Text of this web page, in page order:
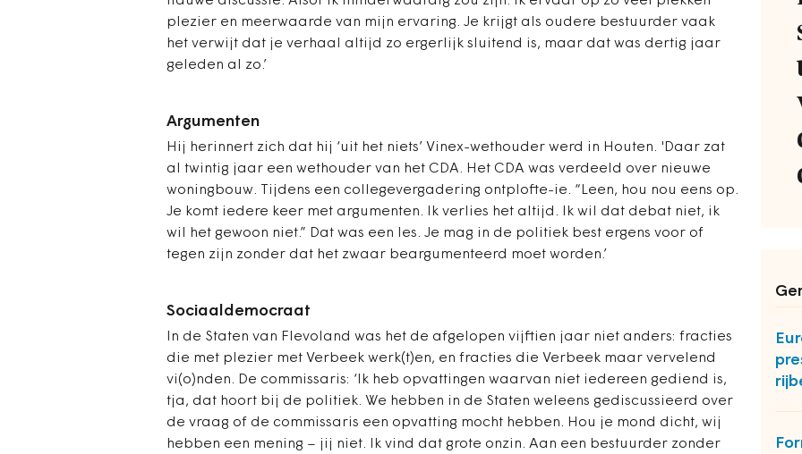
plezier en meerwaarde van mijn ervaring. Je krijgt als oudere bestuurder vaak
het verwijt dat je verhaal altijd zo ergerlijk sluitend is, maar dat was dertig jaar
geleden al zo.’
Argumenten
Hij herinnert zich dat hij ‘uit het niets’ Vinex-wethouder werd in Houten. 'Daar zat
al twintig jaar een wethouder van het CDA. Het CDA was verdeeld over nieuwe
woningbouw. Tijdens een collegevergadering ontplofte-ie. “Leen, hou nou eens op.
Je komt iedere keer met argumenten. Ik verlies het altijd. Ik wil dat debat niet, ik
wil het gewoon niet.” Dat was een les. Je mag in de politiek best ergens voor of
tegen zijn zonder dat het zwaar beargumenteerd moet worden.’
Sociaaldemocraat
In de Staten van Flevoland was het de afgelopen vijftien jaar niet anders: fracties
die met plezier met Verbeek werk(t)en, en fracties die Verbeek maar vervelend
vi(o)nden. De commissaris: ‘Ik heb opvattingen waarvan niet iedereen gediend is,
tja, dat hoort bij de politiek. We hebben in de Staten weleens gediscussieerd over
de vraag of de commissaris een opvatting mocht hebben. Hou je mond dicht, wij
hebben een mening – jij niet. Ik vind dat grote onzin. Aan een bestuurder zonder